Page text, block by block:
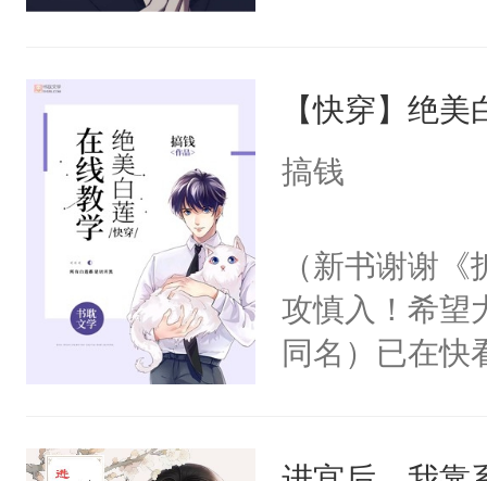
来，给老公
用力——为你
【快穿】绝
搞钱
（新书谢谢
攻慎入！希望
同名）已在快